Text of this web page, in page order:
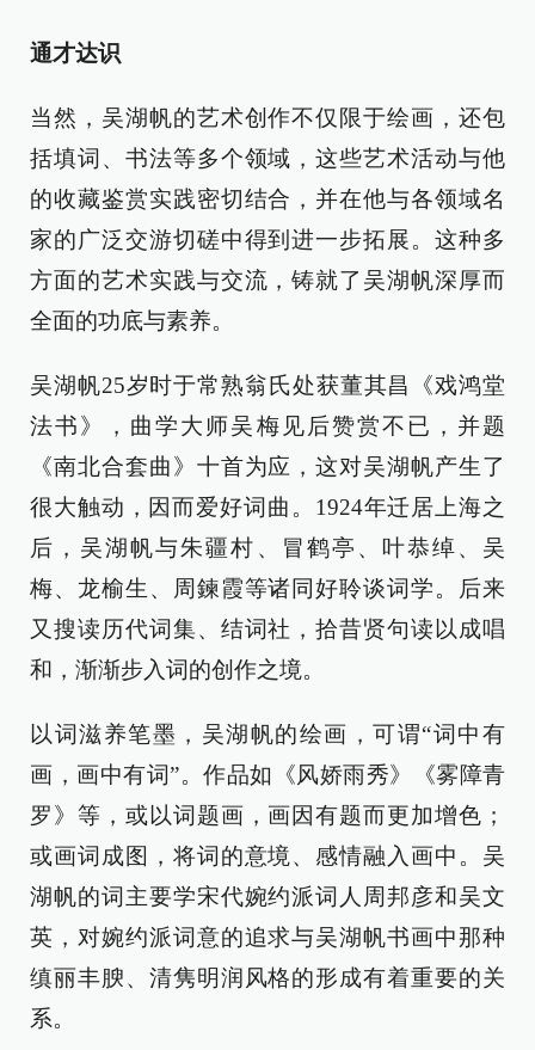
通才达识
当然，吴湖帆的艺术创作不仅限于绘画，还包
括填词、书法等多个领域，这些艺术活动与他
的收藏鉴赏实践密切结合，并在他与各领域名
家的广泛交游切磋中得到进一步拓展。这种多
方面的艺术实践与交流，铸就了吴湖帆深厚而
全面的功底与素养。
吴湖帆25岁时于常熟翁氏处获董其昌《戏鸿堂
法书》，曲学大师吴梅见后赞赏不已，并题
《南北合套曲》十首为应，这对吴湖帆产生了
很大触动，因而爱好词曲。1924年迁居上海之
后，吴湖帆与朱疆村、冒鹤亭、叶恭绰、吴
梅、龙榆生、周鍊霞等诸同好聆谈词学。后来
又搜读历代词集、结词社，拾昔贤句读以成唱
和，渐渐步入词的创作之境。
以词滋养笔墨，吴湖帆的绘画，可谓“词中有
画，画中有词”。作品如《风娇雨秀》《雾障青
罗》等，或以词题画，画因有题而更加增色；
或画词成图，将词的意境、感情融入画中。吴
湖帆的词主要学宋代婉约派词人周邦彦和吴文
英，对婉约派词意的追求与吴湖帆书画中那种
缜丽丰腴、清隽明润风格的形成有着重要的关
系。